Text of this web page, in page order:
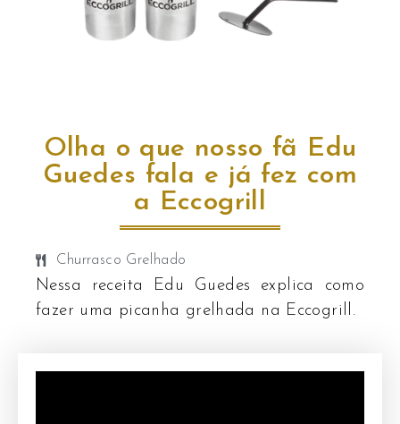
Olha o que nosso fã Edu
Guedes fala e já fez com
a Eccogrill
Churrasco Grelhado
Nessa receita Edu Guedes explica como
fazer uma picanha grelhada na Eccogrill.